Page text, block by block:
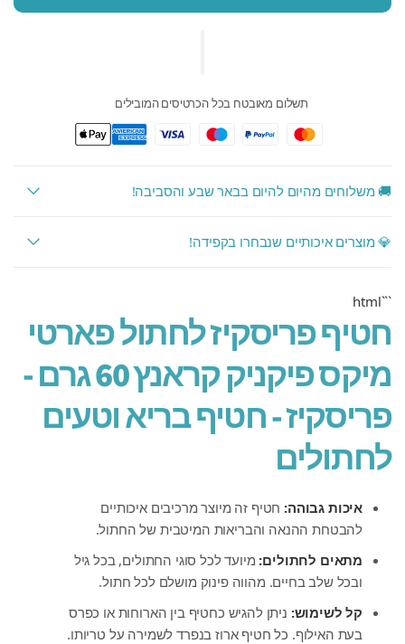
תשלום מאובטח בכל הכרטיסים המובילים
🚚 משלוחים מהיום להיום בבאר שבע והסביבה!
💎 מוצרים איכותיים שנבחרו בקפידה!
```html
חטיף פריסקיז לחתול פארטי
מיקס פיקניק קראנץ 60 גרם -
פריסקיז - חטיף בריא וטעים
לחתולים
איכות גבוהה: חטיף זה מיוצר מרכיבים איכותיים
להבטחת ההנאה והבריאות המיטבית של החתול.
מתאים לחתולים: מיועד לכל סוגי החתולים, בכל גיל
ובכל שלב בחיים. מהווה פינוק מושלם לכל חתול.
קל לשימוש: ניתן להגיש כחטיף בין הארוחות או כפרס
בעת האילוף. כל חטיף ארוז בנפרד לשמירה על טריותו.